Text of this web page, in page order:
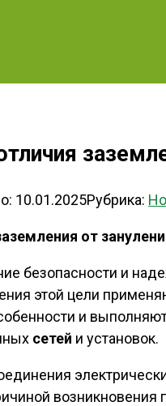
10.01.2025Рубрика:
от
безопасности и
этой цели
и
сетей и установок.